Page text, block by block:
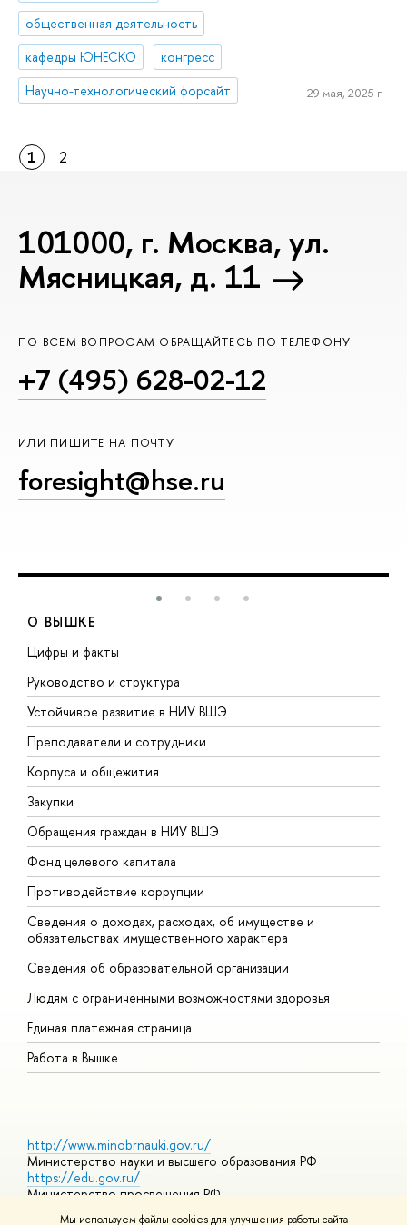
Мы используем файлы cookies для улучшения работы сайта
общественная деятельность
кафедры ЮНЕСКО
конгресс
Научно-технологический форсайт
29 мая, 2025 г.
1 2
101000, г. Москва, ул.
Мясницкая, д. 11
ПО ВСЕМ ВОПРОСАМ ОБРАЩАЙТЕСЬ ПО ТЕЛЕФОНУ
+7 (495) 628-02-12
ИЛИ ПИШИТЕ НА ПОЧТУ
foresight@hse.ru
О ВЫШКЕ
Цифры и факты
Руководство и структура
Устойчивое развитие в НИУ ВШЭ
Преподаватели и сотрудники
Корпуса и общежития
Закупки
Обращения граждан в НИУ ВШЭ
Фонд целевого капитала
Противодействие коррупции
Сведения о доходах, расходах, об имуществе и
обязательствах имущественного характера
Сведения об образовательной организации
Людям с ограниченными возможностями здоровья
Единая платежная страница
Работа в Вышке
http://www.minobrnauki.gov.ru/
Министерство науки и высшего образования РФ
https://edu.gov.ru/
Министерство просвещения РФ
https://elearning.hse.ru/mooc